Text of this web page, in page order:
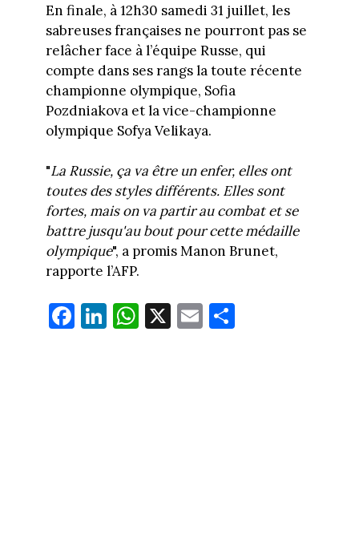
En finale, à 12h30 samedi 31 juillet, les
sabreuses françaises ne pourront pas se
relâcher face à l’équipe Russe, qui
compte dans ses rangs la toute récente
championne olympique, Sofia
Pozdniakova et la vice-championne
olympique Sofya Velikaya.
"La Russie, ça va être un enfer, elles ont
toutes des styles différents. Elles sont
fortes, mais on va partir au combat et se
battre jusqu'au bout pour cette médaille
olympique", a promis Manon Brunet,
rapporte l’AFP.
Fa
ce
Li
nk
W
ha
X E
m
Pa
rt